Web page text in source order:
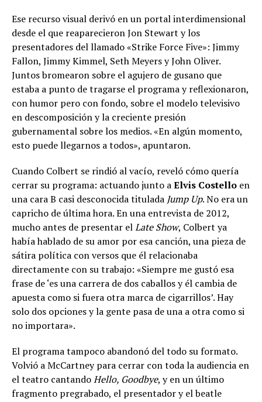
Ese recurso visual derivó en un portal interdimensional
desde el que reaparecieron Jon Stewart y los
presentadores del llamado «Strike Force Five»: Jimmy
Fallon, Jimmy Kimmel, Seth Meyers y John Oliver.
Juntos bromearon sobre el agujero de gusano que
estaba a punto de tragarse el programa y reflexionaron,
con humor pero con fondo, sobre el modelo televisivo
en descomposición y la creciente presión
gubernamental sobre los medios. «En algún momento,
esto puede llegarnos a todos», apuntaron.
Cuando Colbert se rindió al vacío, reveló cómo quería
cerrar su programa: actuando junto aElvis Costello en
una cara B casi desconocida titulada Jump Up. No era un
capricho de última hora. En una entrevista de 2012,
mucho antes de presentar elLate Show, Colbert ya
había hablado de su amor por esa canción, una pieza de
sátira política con versos que él relacionaba
directamente con su trabajo: «Siempre me gustó esa
frase de ‘es una carrera de dos caballos y él cambia de
apuesta como si fuera otra marca de cigarrillos’. Hay
solo dos opciones y la gente pasa de una a otra como si
no importara».
El programa tampoco abandonó del todo su formato.
Volvió a McCartney para cerrar con toda la audiencia en
el teatro cantandoHello, Goodbye, y en un último
fragmento pregrabado, el presentador y el beatle